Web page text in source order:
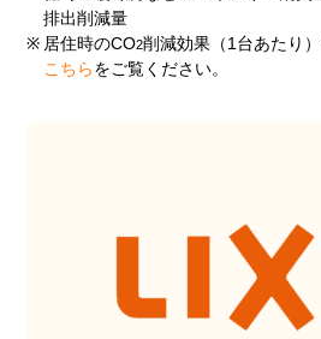
排出削減量
※ 居住時のCO2削減効果（1台あたり
こちら をご覧ください。